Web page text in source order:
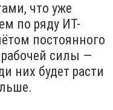
что уже
по ряду ИТ-
постоянного
силы —
них будет расти